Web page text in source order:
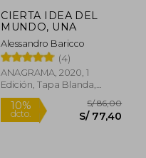
CIERTA IDEA DEL
MUNDO, UNA
Alessandro Baricco
(4)
ANAGRAMA, 2020, 1
Edición, Tapa Blanda,
Nuevo